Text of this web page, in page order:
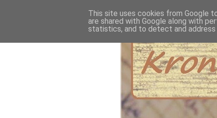
This site uses cookies from Google
are shared with Google along with
statistics, and to detect and address